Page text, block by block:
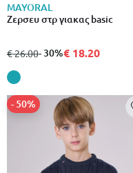
MAYORAL
Ζερσευ στρ γιακας basic
από
€ 26.00σε
- 30%€ 18.20
- 50%